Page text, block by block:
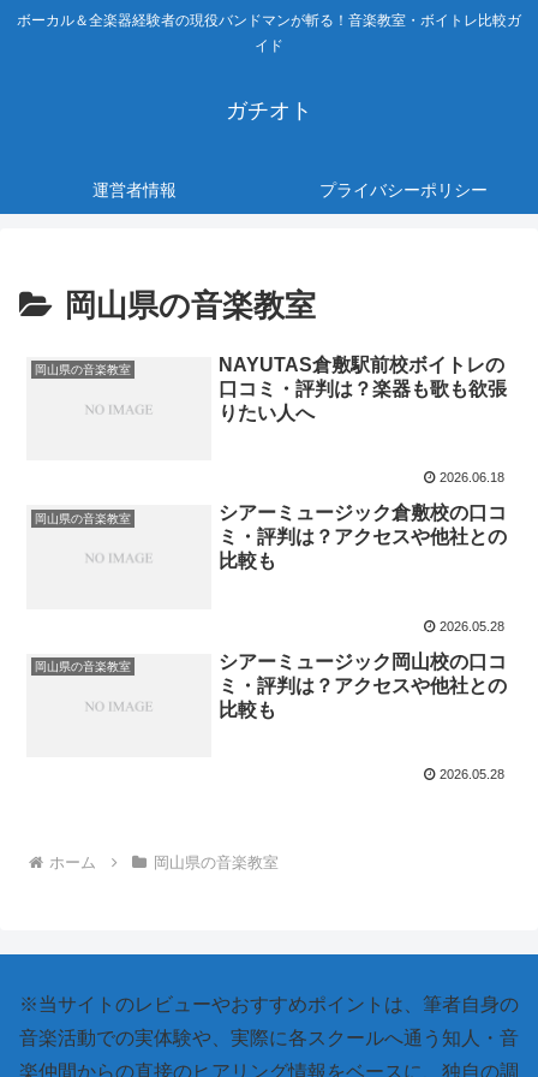
ボーカル＆全楽器経験者の現役バンドマンが斬る！音楽教室・ボイトレ比較ガ
イド
ガチオト
運営者情報 プライバシーポリシー
岡山県の音楽教室
岡山県の音楽教室
NAYUTAS倉敷駅前校ボイトレの
口コミ・評判は？楽器も歌も欲張
りたい人へ
2026.06.18
岡山県の音楽教室
シアーミュージック倉敷校の口コ
ミ・評判は？アクセスや他社との
比較も
2026.05.28
岡山県の音楽教室
シアーミュージック岡山校の口コ
ミ・評判は？アクセスや他社との
比較も
2026.05.28
ホーム 岡山県の音楽教室
※当サイトのレビューやおすすめポイントは、筆者自身の
音楽活動での実体験や、実際に各スクールへ通う知人・音
楽仲間からの直接のヒアリング情報をベースに、独自の調